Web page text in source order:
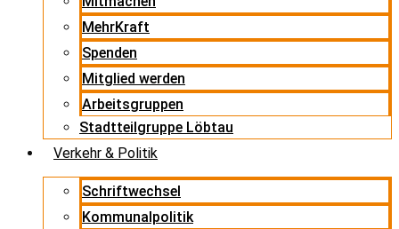
MehrKraft
Spenden
Mitglied werden
Arbeitsgruppen
Stadtteilgruppe Löbtau
Verkehr & Politik
Schriftwechsel
Kommunalpolitik